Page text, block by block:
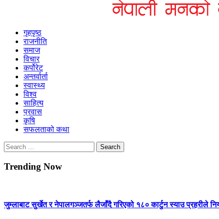
Himshikhar Online
गृहपृष्ठ
राजनीति
समाज
विचार
कर्पोरेट
अन्तर्वार्ता
स्वास्थ्य
विश्व
साहित्य
प्रवास
कृषि
सफलताको कथा
Search
for:
Trending Now
जुम्लाबाट सुर्खेत र नेपालगञ्जतर्फ लैजाँदै गरिएको १८० कार्टुन स्याउ प्रहरीले